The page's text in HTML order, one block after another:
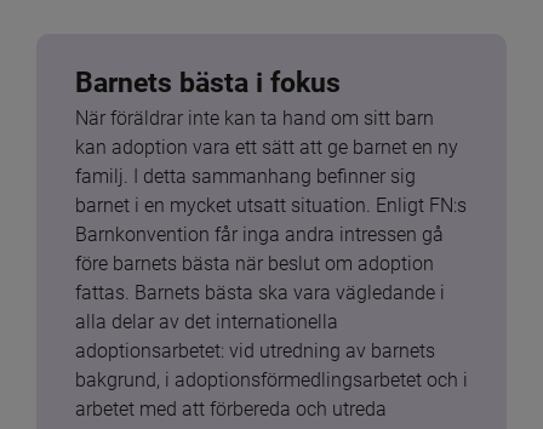
Barnets bästa i fokus
När föräldrar inte kan ta hand om sitt barn
kan adoption vara ett sätt att ge barnet en ny
familj. I detta sammanhang befinner sig
barnet i en mycket utsatt situation. Enligt FN:s
Barnkonvention får inga andra intressen gå
före barnets bästa när beslut om adoption
fattas. Barnets bästa ska vara vägledande i
alla delar av det internationella
adoptionsarbetet: vid utredning av barnets
bakgrund, i adoptionsförmedlingsarbetet och i
arbetet med att förbereda och utreda